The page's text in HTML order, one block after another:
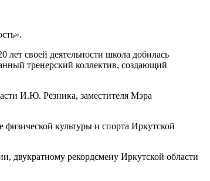
своей деятельности школа добилась
тренерский коллектив, создающий
И.Ю. Резника, заместителя Мэра
культуры и спорта Иркутской
двукратному рекордсмену Иркутской области